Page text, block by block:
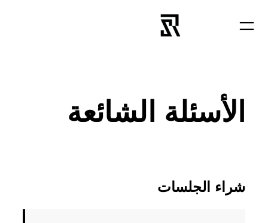
إلى
الأسئلة الشائعة
شراء الجلسات